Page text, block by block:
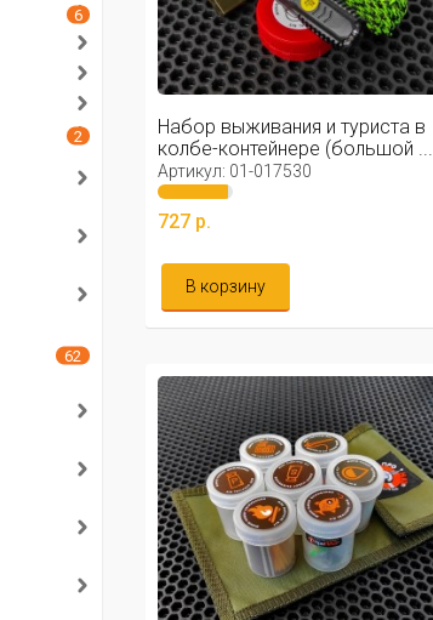
Набор выживания и туриста в
колбе-контейнере (большой ...
Артикул: 01-017530
727 р.
В корзину
6
2
62